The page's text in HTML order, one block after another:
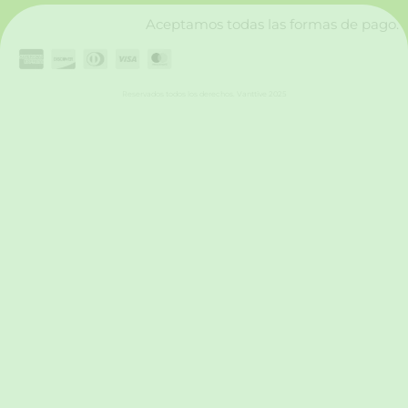
Aceptamos todas las formas de pago.